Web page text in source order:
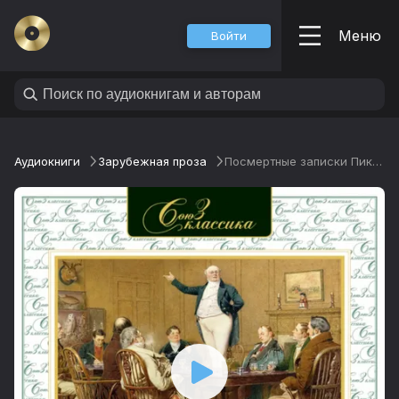
Войти Меню
Аудиокниги Зарубежная проза Посмертные записки Пиквикского клуба